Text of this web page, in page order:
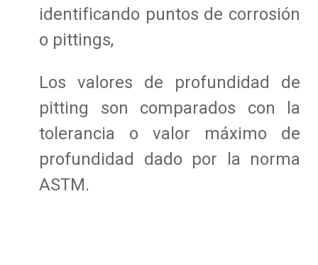
identificando puntos de corrosión
o pittings,
Los valores de profundidad de
pitting son comparados con la
tolerancia o valor máximo de
profundidad dado por la norma
ASTM.